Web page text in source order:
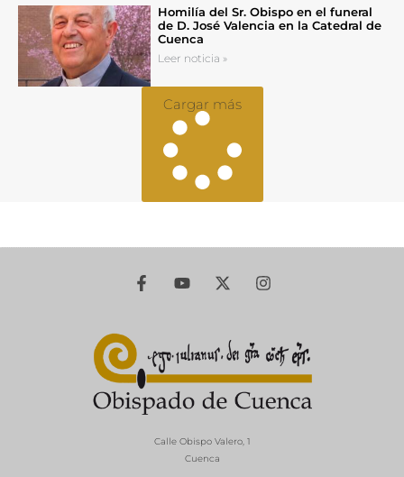
Homilía del Sr. Obispo en el funeral
de D. José Valencia en la Catedral de
Cuenca
Leer noticia »
Cargar más
Calle Obispo Valero, 1
Cuenca